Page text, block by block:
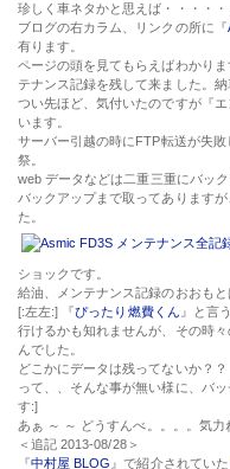
珍しく車ネタかと思えば・・・・・
ブログの右カラム、リンクの所に『
有ります。
ページの頭を見てもらえばわかり
テナンス記録を残して来ました。
つい先ほど、気付いたのですが『
います。
サーバー引越の時にFTP転送が失
祭。
web データなどは二重三重にバッ
バックアップまで取ってあります
た。
ショックです。
給油、メンテナンス記録のおおもと
[:左左:] 『ぴったり燃費くん 』と言
行けるかも知れませんが、その時
んでした。
どこかにデータは残ってないか？？
って、、そんな事が無い様に、バ
す:]
あぁ ～ ～ どうすんべ。。。。気力
＜追記 2013-08/28＞
『中村屋 BLOG 』で紹介されていた